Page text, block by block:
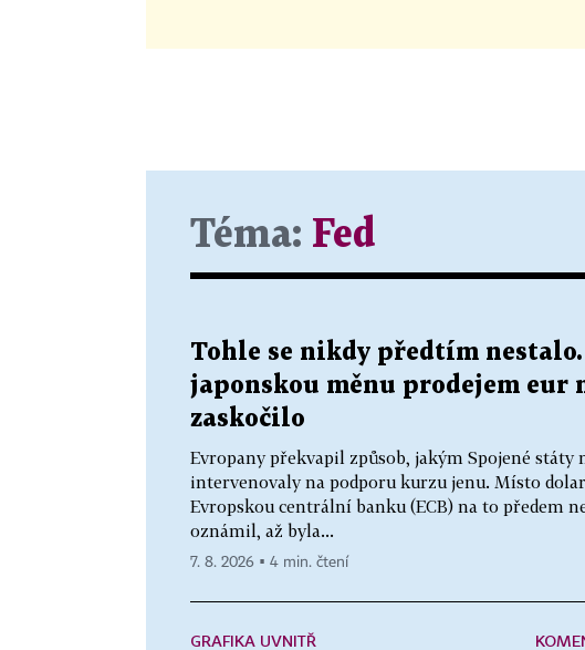
Téma: Fed
Tohle se nikdy předtím
japonskou měnu prodejem eur
zaskočilo
Evropany překvapil způsob, jakým Spojené státy
intervenovaly na podporu kurzu jenu. Místo
Evropskou centrální banku (ECB) na to předem
oznámil, až byla...
7. 8. 2026 ▪ 4 min. čtení
GRAFIKA UVNITŘ